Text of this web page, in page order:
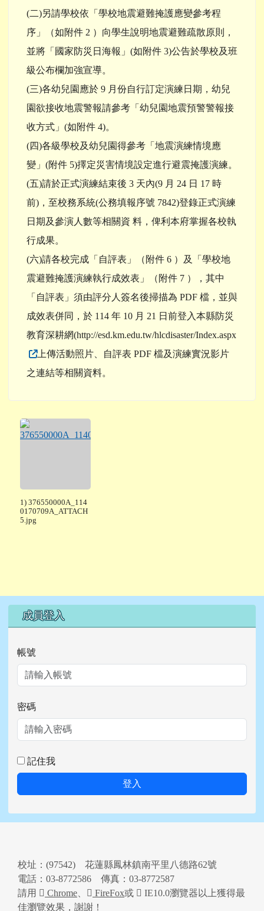
(二)另請學校依「學校地震避難掩護應變參考程
序」（如附件 2 ）向學生說明地震避難疏散原則，
並將「國家防災日海報」(如附件 3)公告於學校及班
級公布欄加強宣導。
(三)各幼兒園應於 9 月份自行訂定演練日期，幼兒
園欲接收地震警報請參考「幼兒園地震預警警報接
收方式」(如附件 4)。
(四)各級學校及幼兒園得參考「地震演練情境應
變」(附件 5)擇定災害情境設定進行避震掩護演練。
(五)請於正式演練結束後 3 天內(9 月 24 日 17 時
前)，至校務系統(公務填報序號 7842)登錄正式演練
日期及參演人數等相關資 料，俾利本府掌握各校執
行成果。
(六)請各校完成「自評表」（附件 6 ）及「學校地
震避難掩護演練執行成效表」（附件 7 ），其中
「自評表」須由評分人簽名後掃描為 PDF 檔，並與
成效表併同，於 114 年 10 月 21 日前登入本縣防災
教育深耕網(http://esd.km.edu.tw/hlcdisaster/Index.aspx
上傳活動照片、自評表 PDF 檔及演練實況影片
之連結等相關資料。
1) 376550000A_114
0170709A_ATTACH
5.jpg
右邊區域內容
成員登入
帳號
密碼
記住我
登入
頁尾區域內容
校址：(97542) 花蓮縣鳳林鎮南平里八德路62號
電話：03-8772586 傳真：03-8772587
請用
Chrome FireFox或
IE10.0瀏覽器以上獲得最
佳瀏覽效果，謝謝！